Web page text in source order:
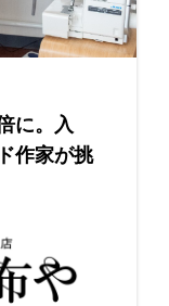
に。入
作家が挑